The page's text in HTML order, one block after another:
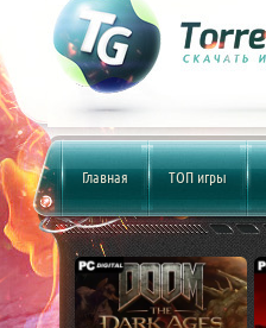
Главная ТОП игры